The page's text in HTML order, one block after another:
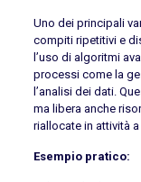
Uno dei principali
compiti ripetitivi e
l’uso di algoritmi
processi come la
l’analisi dei dati.
ma libera anche
riallocate in attività
Esempio pratico: